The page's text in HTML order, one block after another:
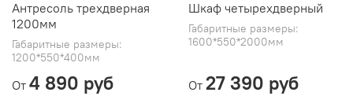
Антресоль трехдверная
1200мм
Габаритные размеры:
1200*550*400мм
От 4 890 руб
Шкаф четырехдверный
Габаритные размеры:
1600*550*2000мм
От 27 390 руб